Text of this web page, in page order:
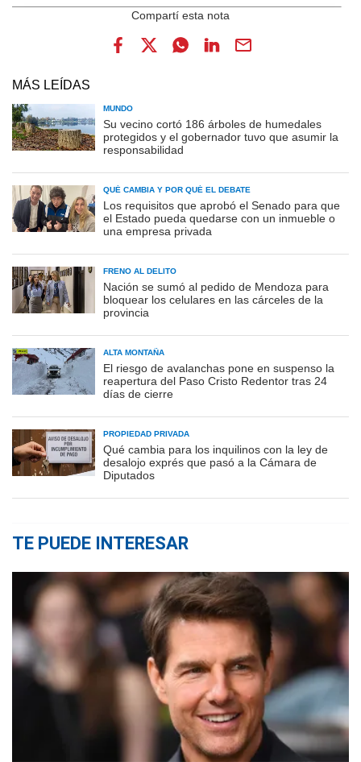
MÁS LEÍDAS
MUNDO
Su vecino cortó 186 árboles de humedales
protegidos y el gobernador tuvo que asumir la
responsabilidad
QUÉ CAMBIA Y POR QUÉ EL DEBATE
Los requisitos que aprobó el Senado para que
el Estado pueda quedarse con un inmueble o
una empresa privada
FRENO AL DELITO
Nación se sumó al pedido de Mendoza para
bloquear los celulares en las cárceles de la
provincia
ALTA MONTAÑA
El riesgo de avalanchas pone en suspenso la
reapertura del Paso Cristo Redentor tras 24
días de cierre
PROPIEDAD PRIVADA
Qué cambia para los inquilinos con la ley de
desalojo exprés que pasó a la Cámara de
Diputados
TE PUEDE INTERESAR